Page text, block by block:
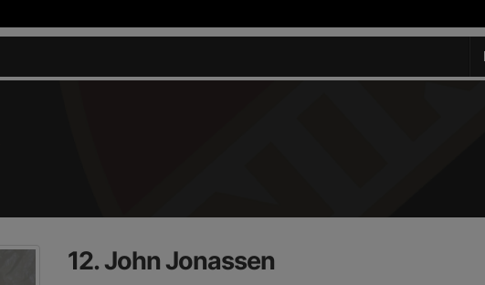
12. John Jonassen